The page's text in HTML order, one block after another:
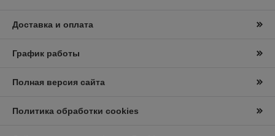
Доставка и оплата
График работы
Полная версия сайта
Политика обработки cookies